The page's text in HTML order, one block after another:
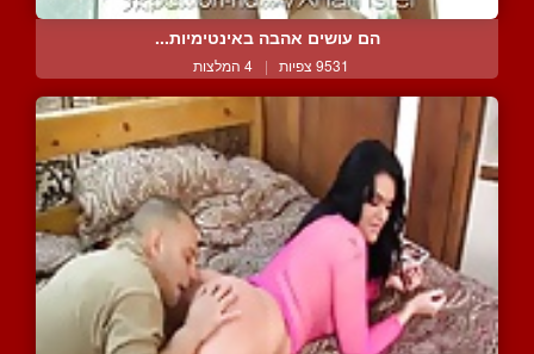
הם עושים אהבה באינטימיות...
9531 צפיות | 4 המלצות